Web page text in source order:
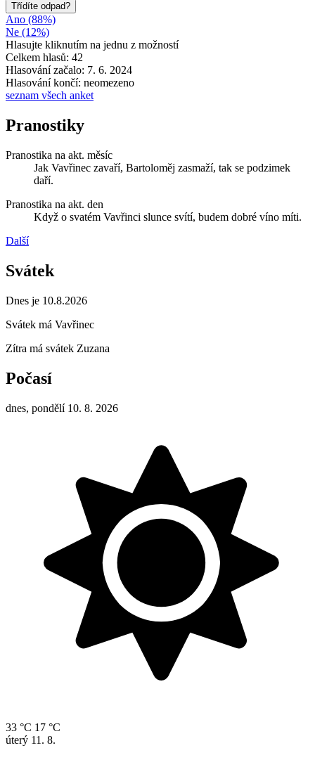
Třídíte odpad?
Ano (88%)
Ne (12%)
Hlasujte kliknutím na jednu z možností
Celkem hlasů: 42
Hlasování začalo: 7. 6. 2024
Hlasování končí: neomezeno
seznam všech anket
Pranostiky
Pranostika na akt. měsíc
Jak Vavřinec zavaří, Bartoloměj zasmaží, tak se podzimek
daří.
Pranostika na akt. den
Když o svatém Vavřinci slunce svítí, budem dobré víno míti.
Další
Svátek
Dnes je 10.8.2026
Svátek má Vavřinec
Zítra má svátek Zuzana
Počasí
dnes, pondělí 10. 8. 2026
33 °C 17 °C
úterý 11. 8.